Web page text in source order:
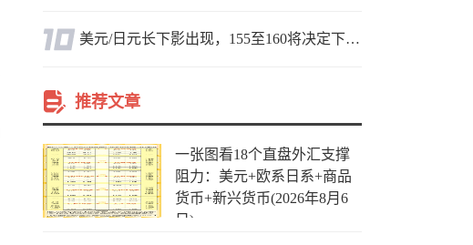
美元/日元长下影出现，155至160将决定下一轮方向
推荐文章
一张图看18个直盘外汇支撑
阻力：美元+欧系日系+商品
货币+新兴货币(2026年8月6
日)